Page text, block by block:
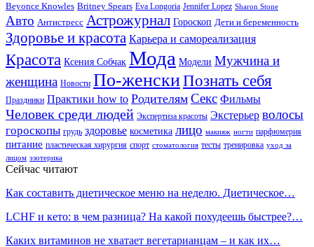
Beyonce Knowles Britney Spears Eva Longoria Jennifer Lopez Sharon Stone
Авто Антистресс Астрожурнал Гороскоп Дети и беременность
Здоровье и красота Карьера и самореализация
Красота Ксения Собчак Мода Модели Мужчина и
женщина Новости По-женскиПознать себя
Праздники Практики how to Родителям Секс Фильмы
Человек среди людей Экспертиза красоты Экстерьер волосы
гороскопы грудь здоровье косметика лицо макияж ногти парфюмерия
питание пластическая хирургия спорт стоматология тесты тренировка уход за
лицом эзотерика
Сейчас читают
Как составить диетическое меню на неделю. Диетическое…
LCHF и кето: в чем разница? На какой похудеешь быстрее?…
Каких витаминов не хватает вегетарианцам – и как их…